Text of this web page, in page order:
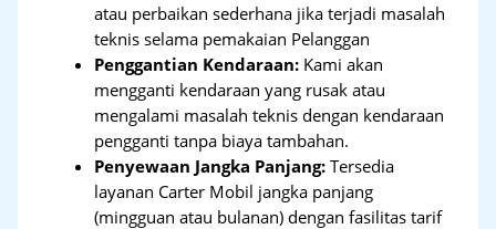
atau perbaikan sederhana jika terjadi masalah
teknis selama pemakaian Pelanggan
Penggantian Kendaraan: Kami akan
mengganti kendaraan yang rusak atau
mengalami masalah teknis dengan kendaraan
pengganti tanpa biaya tambahan.
Penyewaan Jangka Panjang: Tersedia
layanan Carter Mobil jangka panjang
(mingguan atau bulanan) dengan fasilitas tarif